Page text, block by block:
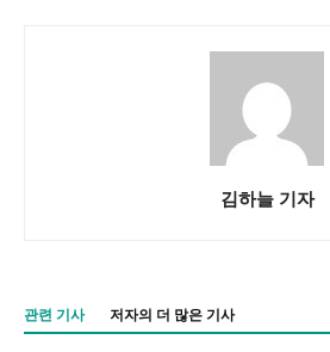
김하늘 기자
관련 기사 저자의 더 많은 기사